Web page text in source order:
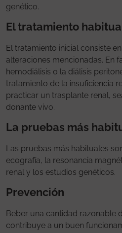
genético.
El tratamiento
El tratamiento inicial consiste
alteraciones mencionadas. En
hemodiálisis o la diálisis
tratamiento de la insuficiencia
practicar un trasplante renal,
donante vivo.
La pruebas más
Las pruebas más habituales
ecografía, la resonancia
renal y los estudios genéticos.
Prevención
Beber una cantidad razonable
contribuye a un buen